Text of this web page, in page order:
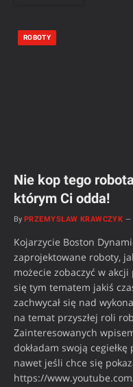
ROBOTY
Nie kop tego
którym Ci odda!
By PRZEMYSŁAW KRAWCZYK
Kojarzycie Boston
zaprojektowane roboty,
możecie zobaczyć w
się tym tematem jakiś
zachwycał się nad
na temat przyszłej roli
Zainteresowanych
dokładam swoją
nawet jeśli chce się
https://